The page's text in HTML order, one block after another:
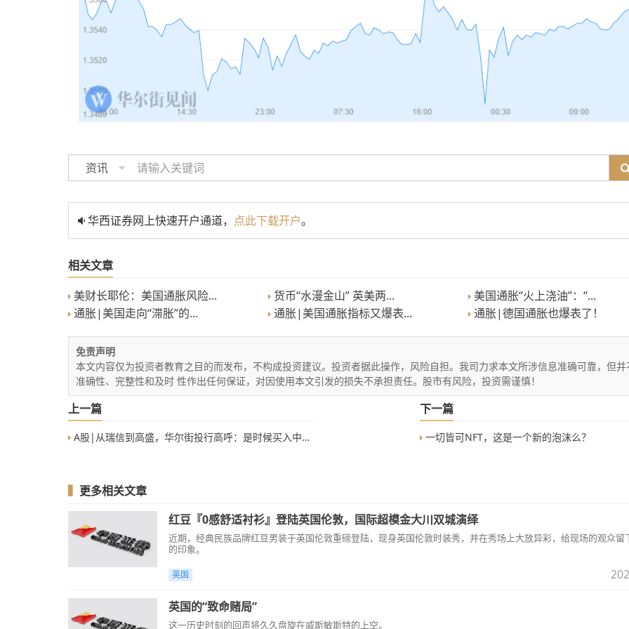
资讯
华西证券网上快速开户通道， 点此下载开户。
相关文章
美财长耶伦：美国通胀风险...
货币“水漫金山” 英美两...
美国通胀“火上浇油”：“...
通胀|美国走向“滞胀”的...
通胀|美国通胀指标又爆表... 通胀|德国通胀也爆表了！
免责声明
本文内容仅为投资者教育之目的而发布，不构成投资建议。投资者据此操作，风险自担。我司力求本文所涉信息准确可靠，但并
准确性、完整性和及时 性作出任何保证，对因使用本文引发的损失不承担责任。股市有风险，投资需谨慎！
上一篇
A股|从瑞信到高盛，华尔街投行高呼：是时候买入中国股票了
下一篇
一切皆可NFT，这是一个新的泡沫么？
▍ 更多相关文章
红豆『0感舒适衬衫』登陆英国伦敦，国际超模金大川双城演绎
近期，经典民族品牌红豆男装于英国伦敦重磅登陆，现身英国伦敦时装秀，并在秀场上大放异彩，给现场的观众留
的印象。
英国
英国的“致命赌局”
这一历史时刻的回声将久久盘旋在威斯敏斯特的上空。